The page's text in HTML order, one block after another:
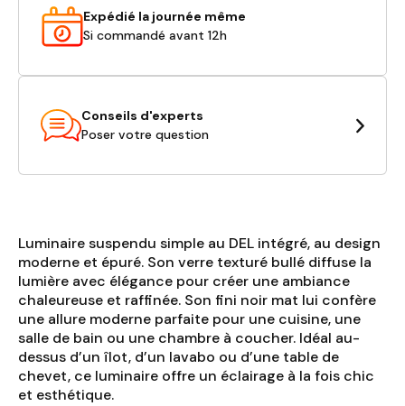
Expédié la journée même
Si commandé avant 12h
Conseils d'experts
Poser votre question
Luminaire suspendu simple au DEL intégré, au design
moderne et épuré. Son verre texturé bullé diffuse la
lumière avec élégance pour créer une ambiance
chaleureuse et raffinée. Son fini noir mat lui confère
une allure moderne parfaite pour une cuisine, une
salle de bain ou une chambre à coucher. Idéal au-
dessus d’un îlot, d’un lavabo ou d’une table de
chevet, ce luminaire offre un éclairage à la fois chic
et esthétique.